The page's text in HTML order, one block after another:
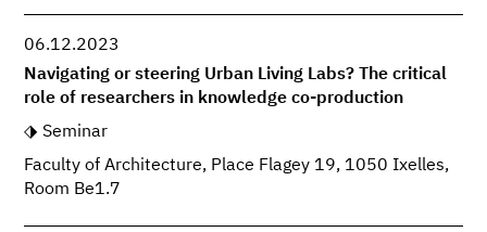
06.12.2023
Navigating or steering Urban Living Labs? The critical
role of researchers in knowledge co-production
Seminar
Faculty of Architecture, Place Flagey 19, 1050 Ixelles,
Room Be1.7